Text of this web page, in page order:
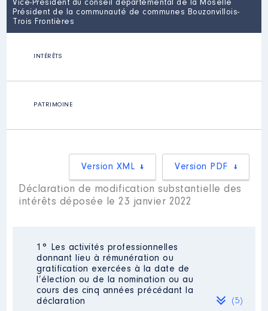
Vice-Président du conseil départemental de la Moselle
Président de la communauté de communes Bouzonvillois-
Trois Frontières
INTÉRÊTS
PATRIMOINE
Version PDF
Version XML
Déclaration de modification substantielle des
intérêts déposée le 23 janvier 2022
1° Les activités professionnelles
donnant lieu à rémunération ou
gratification exercées à la date de
l’élection ou de la nomination ou au
cours des cinq années précédant la
déclaration
(5)